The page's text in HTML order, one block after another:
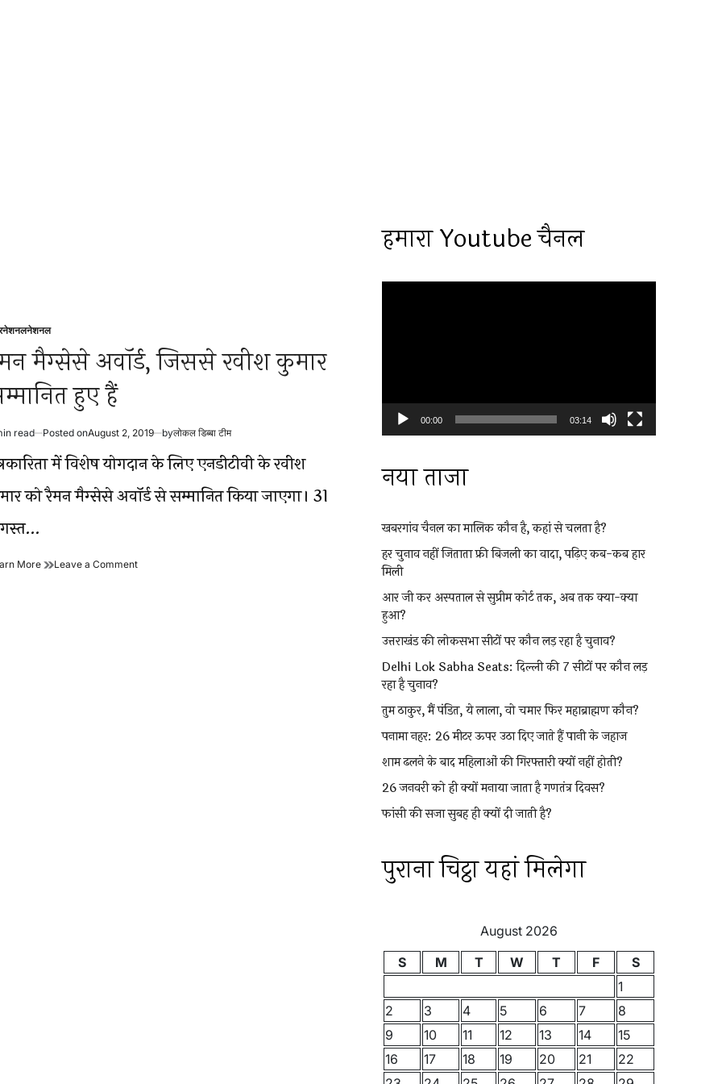
नेशनल
मैग्सेसे अवॉर्ड, जिससे रवीश कुमार
हुए हैं
read Posted onAugust 2, 2019 byलोकल डिब्बा टीम
में विशेष योगदान के लिए एनडीटीवी के रवीश
को रैमन मैग्सेसे अवॉर्ड से सम्मानित किया जाएगा। 31
More रैमनLeave a Commenton
हमारा Youtube चैनल
00:00 03:14
नया ताजा
खबरगांव चैनल का मालिक कौन है, कहां से चलता है?
हर चुनाव नहीं जिताता फ्री बिजली का वादा, पढ़िए कब-कब हार
मिली
आर जी कर अस्पताल से सुप्रीम कोर्ट तक, अब तक क्या-क्या
हुआ?
उत्तराखंड की लोकसभा सीटों पर कौन लड़ रहा है चुनाव?
Delhi Lok Sabha Seats: दिल्ली की 7 सीटों पर कौन लड़
रहा है चुनाव?
तुम ठाकुर, मैं पंडित, ये लाला, वो चमार फिर महाब्राह्मण कौन?
पनामा नहर: 26 मीटर ऊपर उठा दिए जाते हैं पानी के जहाज
शाम ढलने के बाद महिलाओं की गिरफ्तारी क्यों नहीं होती?
26 जनवरी को ही क्यों मनाया जाता है गणतंत्र दिवस?
फांसी की सजा सुबह ही क्यों दी जाती है?
पुराना चिट्ठा यहां मिलेगा
August 2026
S
M T W T F
S
1
2
3 4 5 6 7
8
9
10 11 12 13 14
15
16
17 18 19 20 21
22